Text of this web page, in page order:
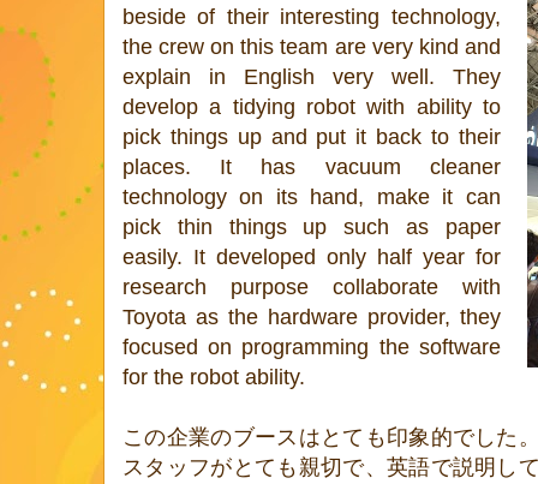
beside of their interesting technology,
the crew on this team are very kind and
explain in English very well. They
develop a tidying robot with ability to
pick things up and put it back to their
places. It has vacuum cleaner
technology on its hand, make it can
pick thin things up such as paper
easily. It developed only half year for
research purpose collaborate with
Toyota as the hardware provider, they
focused on programming the software
for the robot ability.
この企業のブースはとても印象的でした
スタッフがとても親切で、英語で説明し